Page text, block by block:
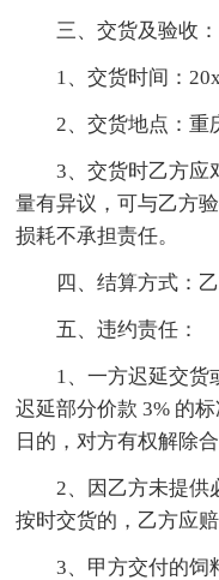
三、交货及验收：
1、交货时间：
2、交货地点：重
3、交货时乙方应
量有异议，可与乙方
损耗不承担责任。
四、结算方式：
五、违约责任：
1、一方迟延交货
迟延部分价款 3% 的
日的，对方有权解除
2、因乙方未提供
按时交货的，乙方应
3、甲方交付的饲